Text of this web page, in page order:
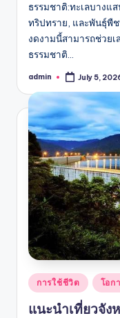
ธรรมชาติ:ทะเลบางแ
ทริปทราย, และพันธุ์พื
งดงามนี้สามารถช่วย
ธรรมชาติ…
Posted
admin July 5,
Posted
in
การใช้ชีวิต โอก
แนะนำเที่ยวจัง